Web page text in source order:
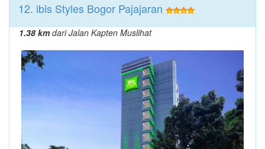
12. ibis Styles Bogor Pajajaran
1.38 kmdari Jalan Kapten Muslihat